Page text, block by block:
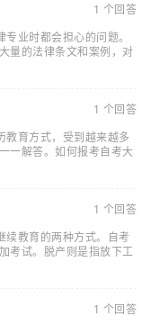
1 个回答
业时都会担心的问题。
量的法律条文和案例，对
1 个回答
教育方式，受到越来越多
一解答。如何报考自考大
1 个回答
续教育的两种方式。自考
考试。脱产则是指放下工
1 个回答